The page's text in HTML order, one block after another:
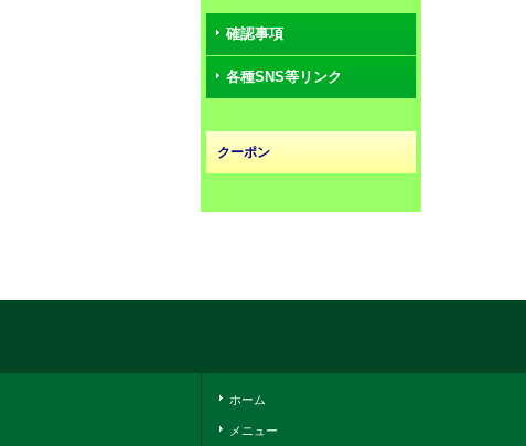
確認事項
各種SNS等リンク
クーポン
ホーム
メニュー